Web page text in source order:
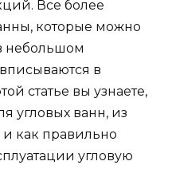
Все более
которые можно
небольшом
в
статье вы узнаете,
угловых ванн, из
и как правильно
угловую